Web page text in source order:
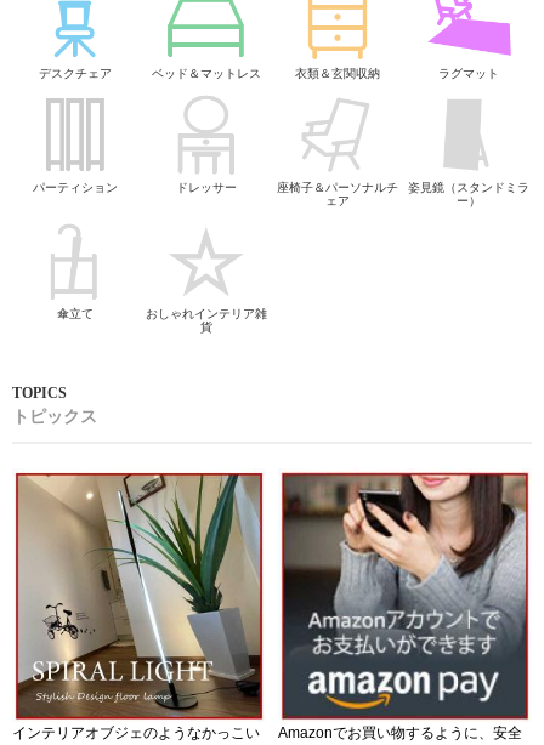
デスクチェア ベッド＆マットレス 衣類＆玄関収納 ラグマット
パーティション ドレッサー
座椅子＆パーソナルチ
ェア
姿見鏡（スタンドミラ
ー）
傘立て
おしゃれインテリア雑
貨
トピックス
インテリアオブジェのようなかっこい
Amazonでお買い物するように、安全